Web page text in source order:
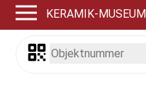
KERAMIK-